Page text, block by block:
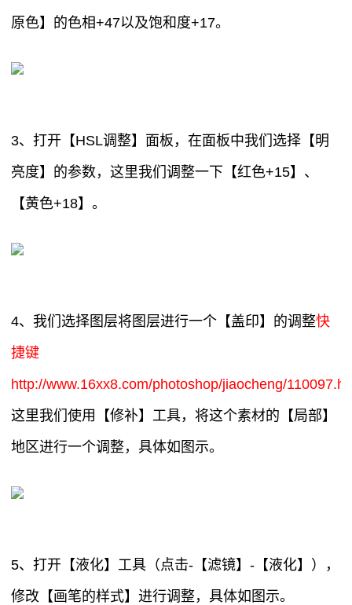
原色】的色相+47以及饱和度+17。
3、打开【HSL调整】面板，在面板中我们选择【明
亮度】的参数，这里我们调整一下【红色+15】、
【黄色+18】。
4、我们选择图层将图层进行一个【盖印】的调整快
捷键
http://www.16xx8.com/photoshop/jiaocheng/
这里我们使用【修补】工具，将这个素材的【局部】
地区进行一个调整，具体如图示。
5、打开【液化】工具（点击-【滤镜】-【液化】），
修改【画笔的样式】进行调整，具体如图示。